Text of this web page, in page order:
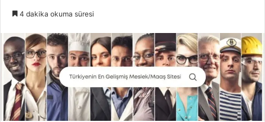
4 dakika okuma süresi